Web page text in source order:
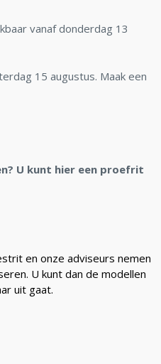
vanaf donderdag 13
15 augustus. Maak een
U kunt hier een proefrit
en onze adviseurs nemen
U kunt dan de modellen
uit gaat.